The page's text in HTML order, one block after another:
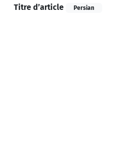
Titre d’article Persian